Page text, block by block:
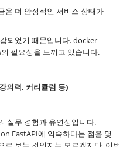
은 더 안정적인 서비스 상태가
되었기 때문입니다. docker-
필요성을 느끼고 있습니다.
의력, 커리큘럼 등)
실무 경험과 유연성입니다.
FastAPI에 익숙하다는 점을 몇